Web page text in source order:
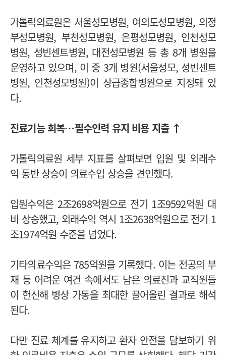
가톨릭의료원은 서울성모병원, 여의도성모병원, 의정
부성모병원, 부천성모병원, 은평성모병원, 인천성모
병원, 성빈센트병원, 대전성모병원 등 총 8개 병원을
운영하고 있으며, 이 중 3개 병원(서울성모, 성빈센트
병원, 인천성모병원)이 상급종합병원으로 지정돼 있
다.
진료기능 회복…필수인력 유지 비용 지출 ↑
가톨릭의료원 세부 지표를 살펴보면 입원 및 외래수
익 동반 상승이 의료수입 상승을 견인했다.
입원수익은 2조2698억원으로 전기 1조9592억원 대
비 상승했고, 외래수익 역시 1조2638억원으로 전기 1
조1974억원 수준을 넘었다.
기타의료수익은 785억원을 기록했다. 이는 전공의 부
재 등 어려운 여건 속에서도 남은 의료진과 교직원들
이 헌신해 병상 가동을 최대한 끌어올린 결과로 해석
된다.
다만 진료 체계를 유지하고 환자 안전을 담보하기 위